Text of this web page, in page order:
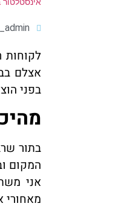
אינסטלטור
אצלם
בפני
בתור
המקום
אני
מאחורי